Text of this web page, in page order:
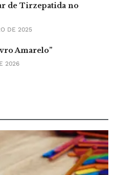
de Tirzepatida no
DE 2025
Amarelo”
2026